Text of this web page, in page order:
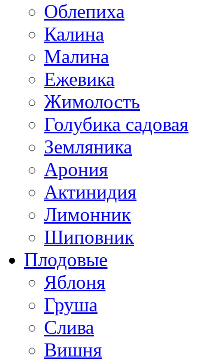
Облепиха
Калина
Малина
Ежевика
Жимолость
Голубика садовая
Земляника
Арония
Актинидия
Лимонник
Шиповник
Плодовые
Яблоня
Груша
Слива
Вишня